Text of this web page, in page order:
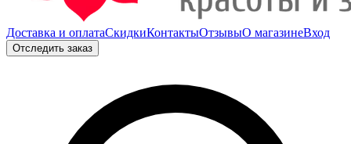
Доставка и оплатаСкидкиКонтактыОтзывыО магазинеВход
Отследить заказ